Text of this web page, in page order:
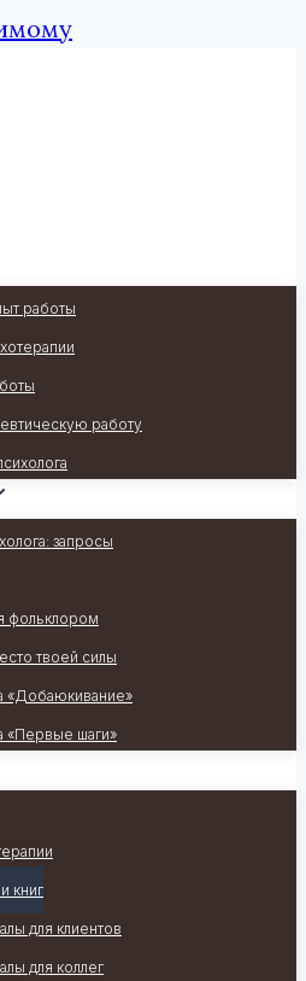
работы
работу
запросы
фольклором
твоей силы
«Добаюкивание»
«Первые шаги»
книг
для клиентов
для коллег